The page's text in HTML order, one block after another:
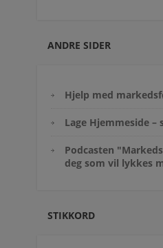
ANDRE SIDER
Hjelp med
Lage Hjemmeside –
Podcasten
deg som vil lykkes
STIKKORD